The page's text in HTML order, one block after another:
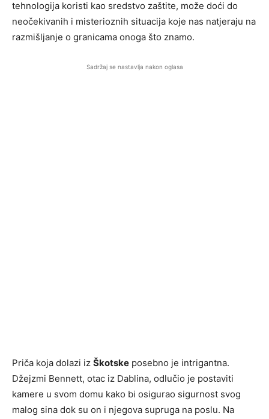
tehnologija koristi kao sredstvo zaštite, može doći do
neočekivanih i misterioznih situacija koje nas natjeraju na
razmišljanje o granicama onoga što znamo.
Sadržaj se nastavlja nakon oglasa
Priča koja dolazi iz Škotske posebno je intrigantna.
Džejzmi Bennett, otac iz Dablina, odlučio je postaviti
kamere u svom domu kako bi osigurao sigurnost svog
malog sina dok su on i njegova supruga na poslu. Na